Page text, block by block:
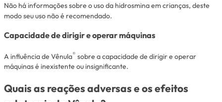
Não há informações sobre o uso da hidrosmina em crianças, deste
modo seu uso não é recomendado.
Capacidade de dirigir e operar máquinas
A influência de Vênula® sobre a capacidade de dirigir e operar
máquinas é inexistente ou insignificante.
Quais as reações adversas e os efeitos